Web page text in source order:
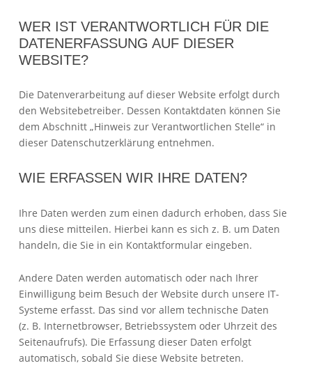
WER IST VERANTWORTLICH FÜR DIE
DATENERFASSUNG AUF DIESER
WEBSITE?
Die Datenverarbeitung auf dieser Website erfolgt durch
den Websitebetreiber. Dessen Kontaktdaten können Sie
dem Abschnitt „Hinweis zur Verantwortlichen Stelle“ in
dieser Datenschutzerklärung entnehmen.
WIE ERFASSEN WIR IHRE DATEN?
Ihre Daten werden zum einen dadurch erhoben, dass Sie
uns diese mitteilen. Hierbei kann es sich z. B. um Daten
handeln, die Sie in ein Kontaktformular eingeben.
Andere Daten werden automatisch oder nach Ihrer
Einwilligung beim Besuch der Website durch unsere IT-
Systeme erfasst. Das sind vor allem technische Daten
(z. B. Internetbrowser, Betriebssystem oder Uhrzeit des
Seitenaufrufs). Die Erfassung dieser Daten erfolgt
automatisch, sobald Sie diese Website betreten.